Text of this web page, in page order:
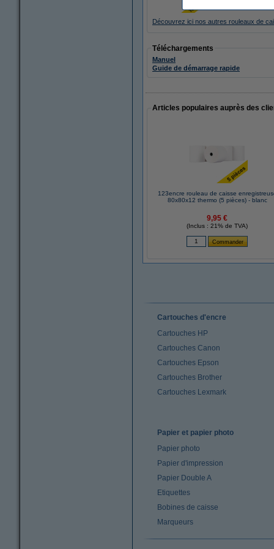
Découvrez ici nos autres rouleaux de
Téléchargements
Manuel
Guide de démarrage rapide
Articles populaires auprès des
123encre rouleau de caisse
80x80x12 thermo (5 pièces) - blanc
9,95 €
(Inclus : 21% de TVA)
Cartouches d'encre
Cartouches HP
Cartouches Canon
Cartouches Epson
Cartouches Brother
Cartouches Lexmark
Papier et papier photo
Papier photo
Papier d'impression
Papier Double A
Etiquettes
Bobines de caisse
Marqueurs